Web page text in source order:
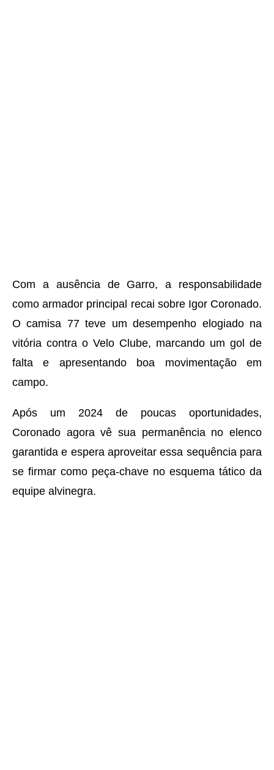
Com a ausência de Garro, a responsabilidade
como armador principal recai sobre Igor Coronado.
O camisa 77 teve um desempenho elogiado na
vitória contra o Velo Clube, marcando um gol de
falta e apresentando boa movimentação em
campo.
Após um 2024 de poucas oportunidades,
Coronado agora vê sua permanência no elenco
garantida e espera aproveitar essa sequência para
se firmar como peça-chave no esquema tático da
equipe alvinegra.